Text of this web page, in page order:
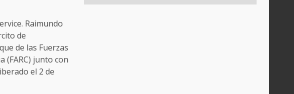
Raimundo
de
de las Fuerzas
(FARC) junto con
el 2 de